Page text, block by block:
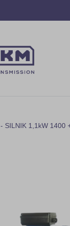
SILNIK 1,1kW 1400